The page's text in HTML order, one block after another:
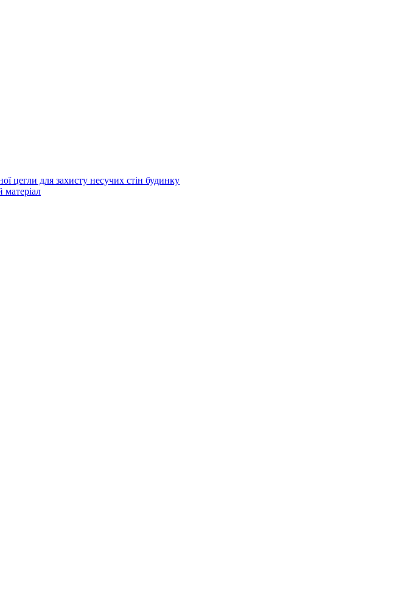
цегли для захисту несучих стін будинку